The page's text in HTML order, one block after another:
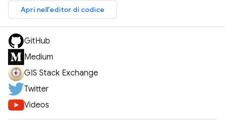
Apri nell'editor di codice
GitHub
Medium
GIS Stack Exchange
Twitter
Videos